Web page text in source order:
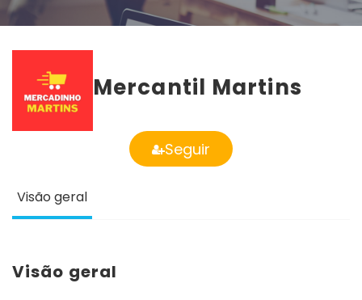
Mercantil Martins
Seguir
Visão geral
Visão geral